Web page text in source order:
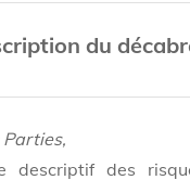
du
Parties,
des